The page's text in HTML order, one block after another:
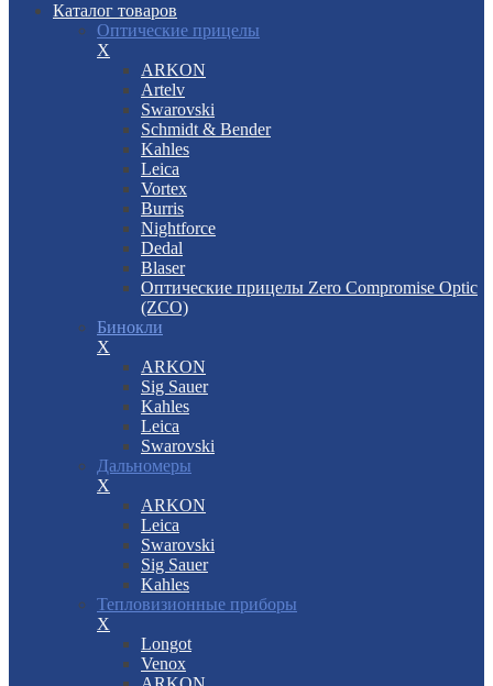
Каталог товаров
Оптические прицелы
X
ARKON
Artelv
Swarovski
Schmidt & Bender
Kahles
Leica
Vortex
Burris
Nightforce
Dedal
Blaser
Оптические прицелы Zero Compromise Optic
(ZCO)
Бинокли
X
ARKON
Sig Sauer
Kahles
Leica
Swarovski
Дальномеры
X
ARKON
Leica
Swarovski
Sig Sauer
Kahles
Тепловизионные приборы
X
Longot
Venox